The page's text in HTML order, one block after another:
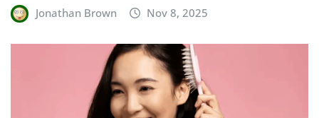
Jonathan Brown Nov 8, 2025